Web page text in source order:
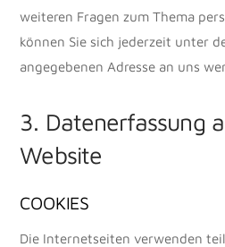
weiteren Fragen zum Thema
können Sie sich jederzeit unter
angegebenen Adresse an uns
3. Datenerfassung
Website
COOKIES
Die Internetseiten verwenden